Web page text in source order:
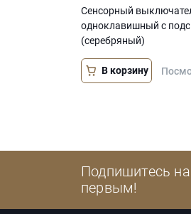
Сенсорный
одноклавишный с
(серебряный)
В корзину
Подпишитесь
первым!